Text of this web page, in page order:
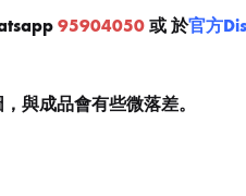
95904050 或 於官方
與成品會有些微落差。